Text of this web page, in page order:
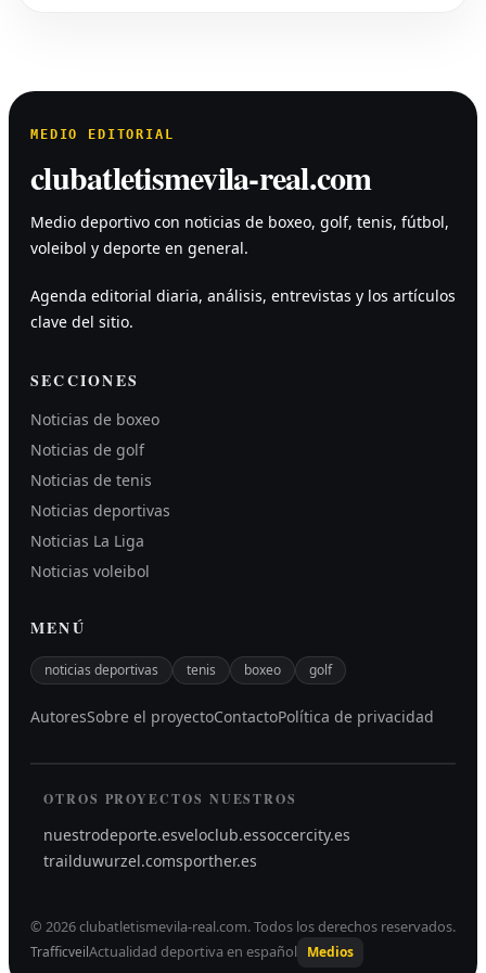
MEDIO EDITORIAL
clubatletismevila-real.com
Medio deportivo con noticias de boxeo, golf, tenis, fútbol,
voleibol y deporte en general.
Agenda editorial diaria, análisis, entrevistas y los artículos
clave del sitio.
SECCIONES
Noticias de boxeo
Noticias de golf
Noticias de tenis
Noticias deportivas
Noticias La Liga
Noticias voleibol
MENÚ
noticias deportivas tenis boxeo golf
AutoresSobre el proyectoContactoPolítica de privacidad
OTROS PROYECTOS NUESTROS
nuestrodeporte.esveloclub.essoccercity.es
trailduwurzel.comsporther.es
© 2026clubatletismevila-real.com.Todos los derechos reservados.
TrafficveilActualidad deportiva en español Medios